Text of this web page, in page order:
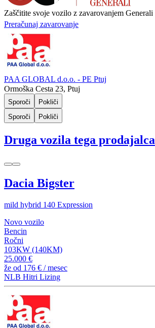
Zaščitite svoje vozilo z zavarovanjem Generali
Preračunaj zavarovanje
PAA GLOBAL d.o.o. - PE Ptuj
Ormoška Cesta 23, Ptuj
Sporoči
Pokliči
Sporoči
Pokliči
Druga vozila tega prodajalca
Dacia Bigster
mild hybrid 140 Expression
Novo vozilo
Bencin
Ročni
103KW (140KM)
25.000 €
že od 176 € / mesec
NLB Hitri Lizing